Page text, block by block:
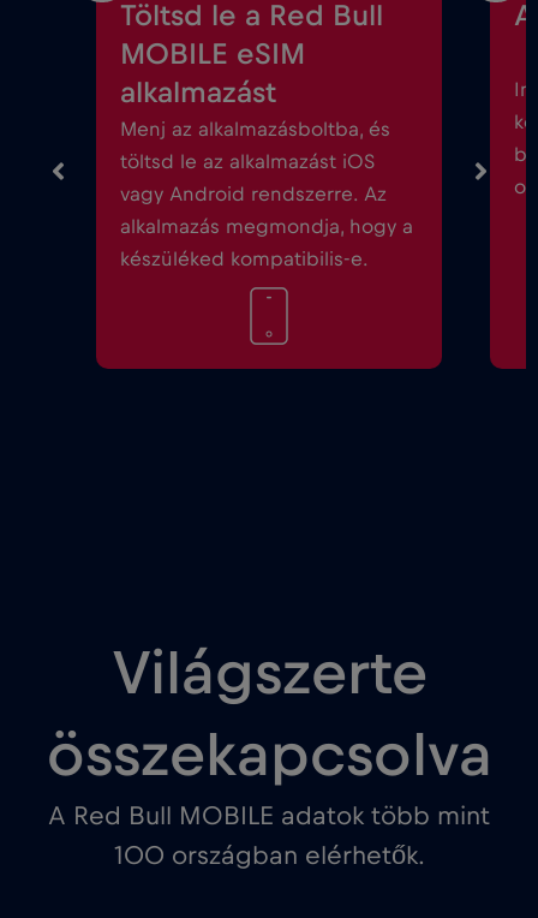
Töltsd le a Red Bull
MOBILE eSIM
alkalmazást
Menj az alkalmazásboltba, és
töltsd le az alkalmazást iOS
vagy Android rendszerre. Az
alkalmazás megmondja, hogy a
készüléked kompatibilis-e.
Világszerte
összekapcsolva
A Red Bull MOBILE adatok több mint
100 országban elérhetők.